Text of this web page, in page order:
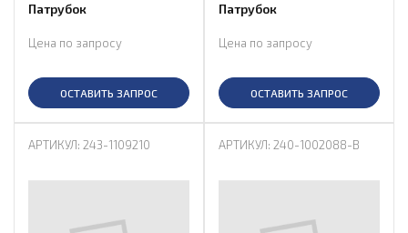
Патрубок
Цена по запросу
ОСТАВИТЬ ЗАПРОС
Патрубок
Цена по запросу
ОСТАВИТЬ ЗАПРОС
АРТИКУЛ: 243-1109210 АРТИКУЛ: 240-1002088-В